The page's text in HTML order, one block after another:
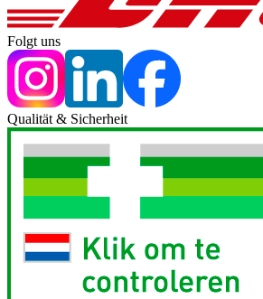
Folgt uns
Qualität & Sicherheit